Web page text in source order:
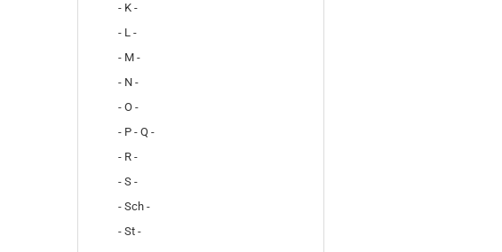
- K -
- L -
- M -
- N -
- O -
- P - Q -
- R -
- S -
- Sch -
- St -